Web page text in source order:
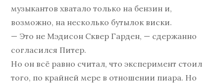
музыкантов хватало только на бензин и,
возможно, на несколько бутылок виски.
— Это не Мэдисон Сквер Гарден, — сдержанно
согласился Питер.
Но он всё равно считал, что эксперимент стоил
того, по крайней мере в отношении пиара. Но